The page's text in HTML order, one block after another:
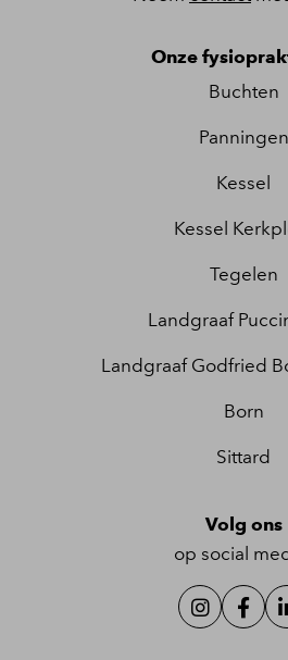
Onze
Buchten
Panningen
Kessel
Kessel
Tegelen
Landgraaf
Landgraaf Godfried
Born
Sittard
Volg ons
op social